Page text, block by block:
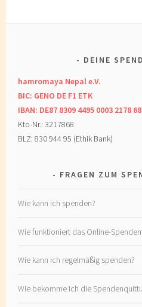
DEINE
hamromaya Nepal e.V.
BIC: GENO DE F1 ETK
IBAN: DE87 8309 4495 0003 2178 68
Kto-Nr.: 3217868
BLZ: 830 944 95 (Ethik Bank)
FRAGEN ZUM
Wie kann ich spenden?
Wie funktioniert das Online-
Wie kann ich regelmäßig spenden?
Wie bekomme ich die